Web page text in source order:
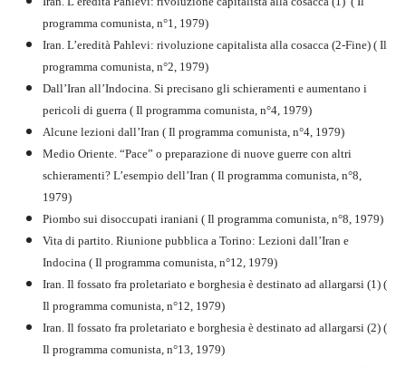
programma comunista, n°1, 1979)
Iran. L’eredità Pahlevi: rivoluzione capitalista alla cosacca (2-Fine) ( Il
programma comunista, n°2, 1979)
Dall’Iran all’Indocina. Si precisano gli schieramenti e aumentano i
pericoli di guerra ( Il programma comunista, n°4, 1979)
Alcune lezioni dall’Iran ( Il programma comunista, n°4, 1979)
Medio Oriente. “Pace” o preparazione di nuove guerre con altri
schieramenti? L’esempio dell’Iran ( Il programma comunista, n°8,
1979)
Piombo sui disoccupati iraniani ( Il programma comunista, n°8, 1979)
Vita di partito. Riunione pubblica a Torino: Lezioni dall’Iran e
Indocina ( Il programma comunista, n°12, 1979)
Iran. Il fossato fra proletariato e borghesia è destinato ad allargarsi (1) (
Il programma comunista, n°12, 1979)
Iran. Il fossato fra proletariato e borghesia è destinato ad allargarsi (2) (
Il programma comunista, n°13, 1979)